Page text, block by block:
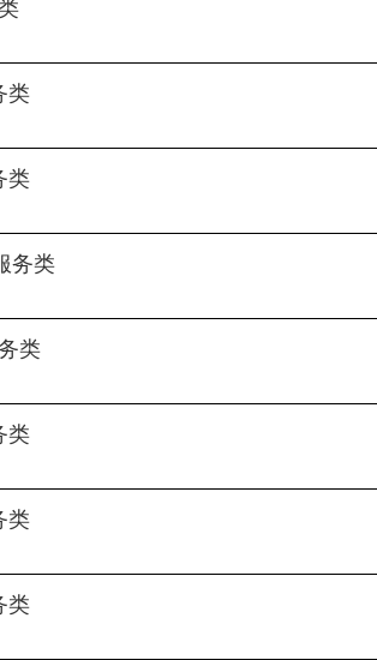
类
类
务类
类
类
类
类